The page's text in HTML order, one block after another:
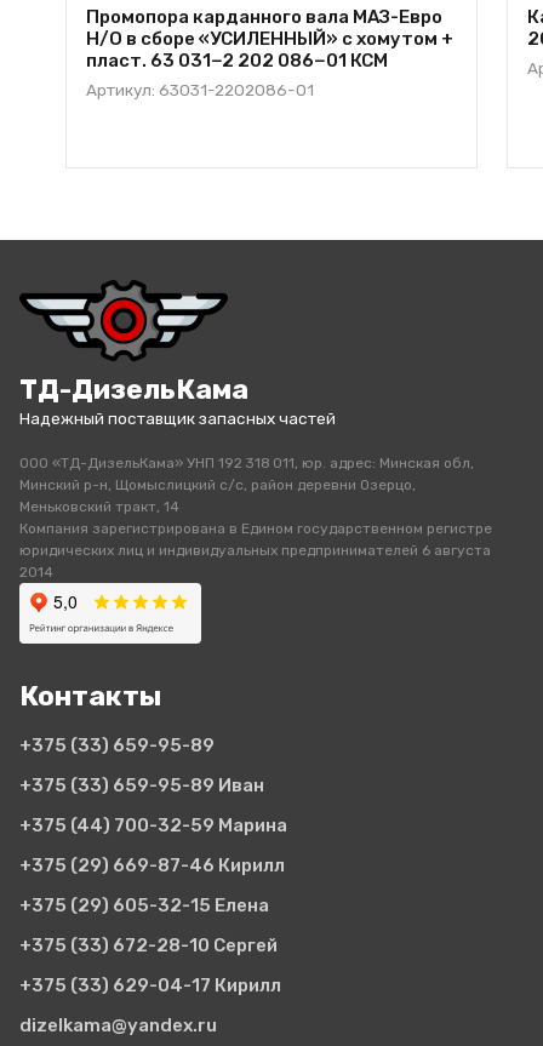
Промопора карданного вала МАЗ-Евро
Н/О в сборе «УСИЛЕННЫЙ» с хомутом +
пласт. 63 031−2 202 086−01 КСМ
Артикул: 63031-2202086-01
ТД-ДизельКама
Надежный поставщик запасных частей
ООО «ТД-ДизельКама» УНП 192 318 011, юр. адрес: Минская обл,
Минский р-н, Щомыслицкий с/с, район деревни Озерцо,
Меньковский тракт, 14
Компания зарегистрирована в Едином государственном регистре
юридических лиц и индивидуальных предпринимателей 6 августа
2014
Контакты
+375 (33) 659-95-89
+375 (33) 659-95-89 Иван
+375 (44) 700-32-59 Марина
+375 (29) 669-87-46 Кирилл
+375 (29) 605-32-15 Елена
+375 (33) 672-28-10 Сергей
+375 (33) 629-04-17 Кирилл
dizelkama@yandex.ru